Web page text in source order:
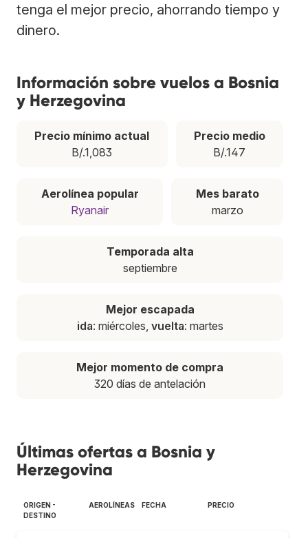
tenga el mejor precio, ahorrando tiempo y
dinero.
Información sobre vuelos a Bosnia
y Herzegovina
Precio mínimo actual
B/.1,083
Precio medio
B/.147
Aerolínea popular
Ryanair
Mes barato
marzo
Temporada alta
septiembre
Mejor escapada
ida: miércoles, vuelta: martes
Mejor momento de compra
320 días de antelación
Últimas ofertas a Bosnia y
Herzegovina
ORIGEN -
DESTINO
AEROLÍNEAS FECHA PRECIO